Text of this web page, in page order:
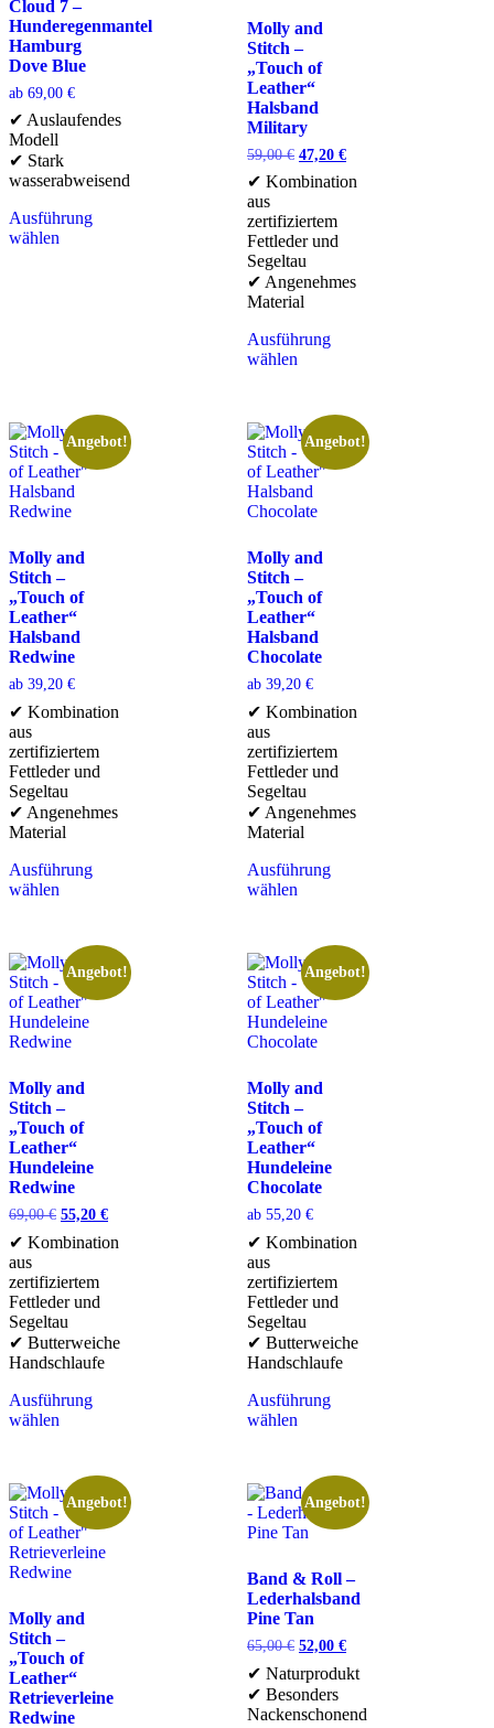
Cloud 7 –
Hunderegenmantel
Hamburg
Dove Blue
ab 69,00 €
✔ Auslaufendes
Modell
✔ Stark
wasserabweisend
Ausführung
wählen
Molly and
Stitch –
„Touch of
Leather“
Halsband
Military
59,00€ 47,20 €
✔ Kombination
aus
zertifiziertem
Fettleder und
Segeltau
✔ Angenehmes
Material
Ausführung
wählen
Angebot!
Molly and
Stitch –
„Touch of
Leather“
Halsband
Redwine
ab 39,20 €
✔ Kombination
aus
zertifiziertem
Fettleder und
Segeltau
✔ Angenehmes
Material
Ausführung
wählen
Angebot!
Molly and
Stitch –
„Touch of
Leather“
Halsband
Chocolate
ab 39,20 €
✔ Kombination
aus
zertifiziertem
Fettleder und
Segeltau
✔ Angenehmes
Material
Ausführung
wählen
Angebot!
Molly and
Stitch –
„Touch of
Leather“
Hundeleine
Redwine
69,00€ 55,20 €
✔ Kombination
aus
zertifiziertem
Fettleder und
Segeltau
✔ Butterweiche
Handschlaufe
Ausführung
wählen
Angebot!
Molly and
Stitch –
„Touch of
Leather“
Hundeleine
Chocolate
ab 55,20 €
✔ Kombination
aus
zertifiziertem
Fettleder und
Segeltau
✔ Butterweiche
Handschlaufe
Ausführung
wählen
Angebot!
Molly and
Stitch –
„Touch of
Leather“
Retrieverleine
Redwine
Angebot!
Band & Roll –
Lederhalsband
Pine Tan
65,00€ 52,00 €
✔ Naturprodukt
✔ Besonders
Nackenschonend